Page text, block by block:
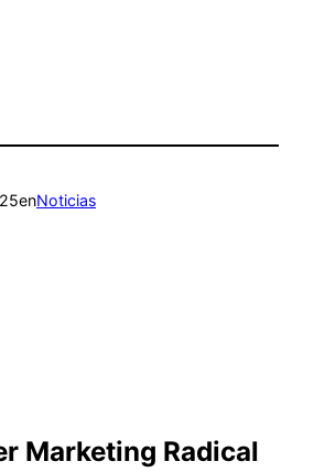
enNoticias
Marketing Radical